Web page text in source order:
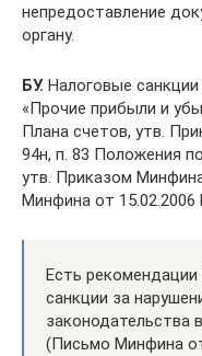
непредоставление
органу.
БУ. Налоговые
«Прочие прибыли и
Плана счетов, утв.
94н, п. 83 Положения
утв. Приказом
Минфина от 15.02.2006
Есть
санкции за
законодательства
(Письмо Минфина